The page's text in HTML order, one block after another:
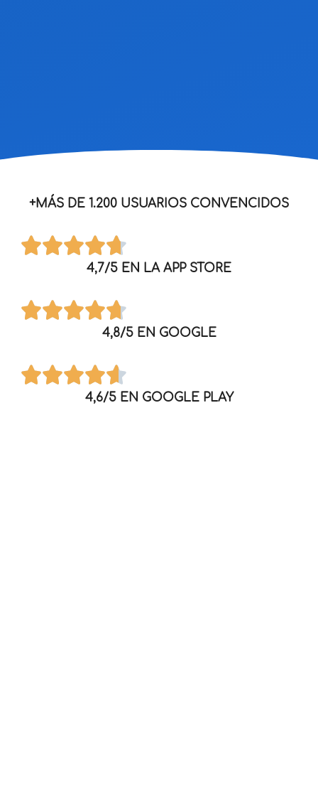
+MÁS DE 1.200 USUARIOS CONVENCIDOS
4,7/5 EN LA APP STORE
4,8/5 EN GOOGLE
4,6/5 EN GOOGLE PLAY